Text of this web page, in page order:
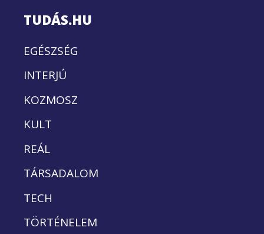
TUDÁS.HU
EGÉSZSÉG
INTERJÚ
KOZMOSZ
KULT
REÁL
TÁRSADALOM
TECH
TÖRTÉNELEM